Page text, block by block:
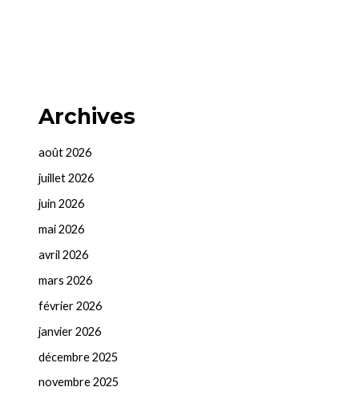
Archives
août 2026
juillet 2026
juin 2026
mai 2026
avril 2026
mars 2026
février 2026
janvier 2026
décembre 2025
novembre 2025